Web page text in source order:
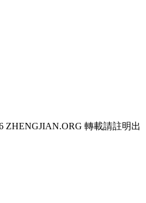
ZHENGJIAN.ORG 轉載請註明出